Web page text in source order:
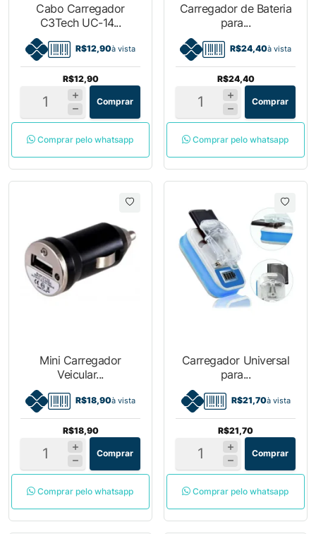
Cabo Carregador
C3Tech UC-14...
R$12,90à vista
R$12,90
Comprar
Comprar pelo whatsapp
Carregador de Bateria
para...
R$24,40à vista
R$24,40
Comprar
Comprar pelo whatsapp
Mini Carregador
Veicular...
R$18,90à vista
R$18,90
Comprar
Comprar pelo whatsapp
Carregador Universal
para...
R$21,70à vista
R$21,70
Comprar
Comprar pelo whatsapp